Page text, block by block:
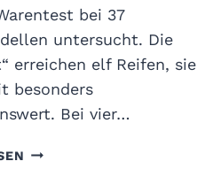
bei 37
untersucht. Die
erreichen elf Reifen, sie
besonders
Bei vier…
ADAC